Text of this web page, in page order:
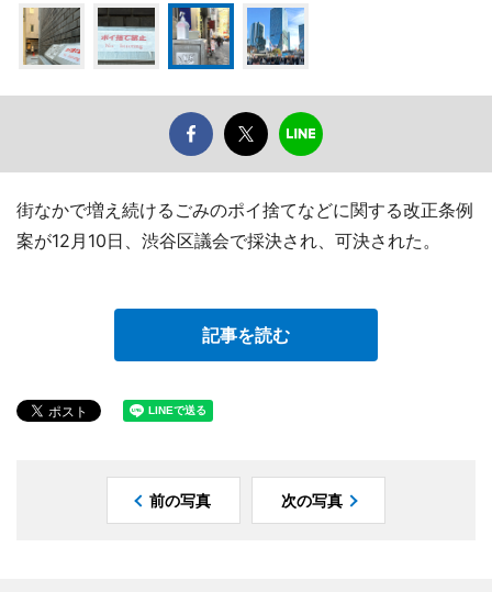
街なかで増え続けるごみのポイ捨てなどに関する改正条例
案が12月10日、渋谷区議会で採決され、可決された。
記事を読む
前の写真 次の写真